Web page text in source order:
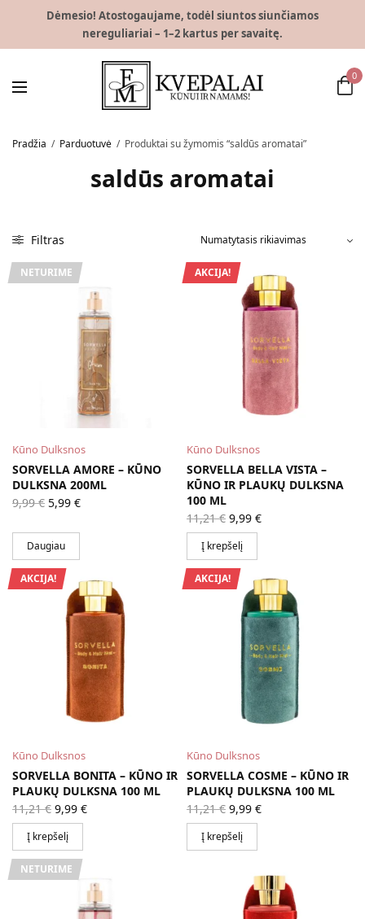
Dėmesio! Atostogaujame, todėl siuntos siunčiamos
nereguliariai – 1–2 kartus per savaitę.
0
Pradžia / Parduotuvė / Produktai su žymomis “saldūs aromatai”
saldūs aromatai
Filtras
NETURIME
Kūno Dulksnos
SORVELLA AMORE – KŪNO
DULKSNA 200ML
9,99€ Original
price
9,99 €.
5,99 €Current
Daugiau
AKCIJA!
Kūno Dulksnos
SORVELLA BELLA VISTA –
KŪNO IR PLAUKŲ DULKSNA
100 ML
11,21€ Original
price
was:
11,21 €.
9,99 €Current
Į krepšelį
AKCIJA!
Kūno Dulksnos
SORVELLA BONITA – KŪNO IR
PLAUKŲ DULKSNA 100 ML
11,21€ Original
price
was:
11,21 €.
9,99 €Current
Į krepšelį
AKCIJA!
Kūno Dulksnos
SORVELLA COSME – KŪNO IR
PLAUKŲ DULKSNA 100 ML
11,21€ Original
price
was:
11,21 €.
9,99 €Current
Į krepšelį
NETURIME